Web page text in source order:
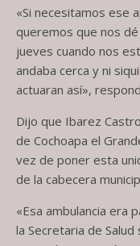
«Si necesitamos ese
queremos que nos
jueves cuando nos
andaba cerca y ni
actuaran así»,
Dijo que Ibarez
de Cochoapa el
vez de poner esta
de la cabecera
«Esa ambulancia era
la Secretaria de